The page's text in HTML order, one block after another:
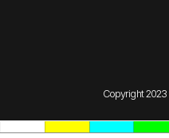
Copyright 2023